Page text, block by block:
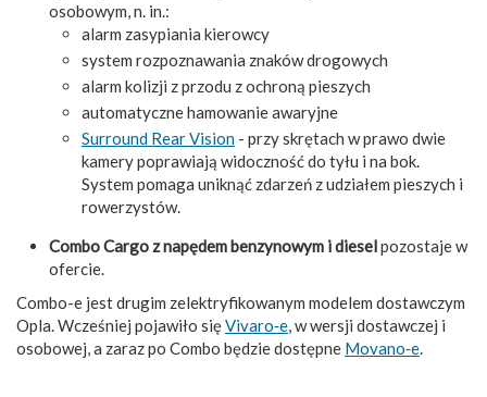
osobowym, n. in.:
alarm zasypiania kierowcy
system rozpoznawania znaków drogowych
alarm kolizji z przodu z ochroną pieszych
automatyczne hamowanie awaryjne
Surround Rear Vision - przy skrętach w prawo dwie
kamery poprawiają widoczność do tyłu i na bok.
System pomaga uniknąć zdarzeń z udziałem pieszych i
rowerzystów.
Combo Cargo z napędem benzynowym i dieselpozostaje w
ofercie.
Combo-e jest drugim zelektryfikowanym modelem dostawczym
Opla. Wcześniej pojawiło sięVivaro‑e, w wersji dostawczej i
osobowej, a zaraz po Combo będzie dostępne Movano‑e.